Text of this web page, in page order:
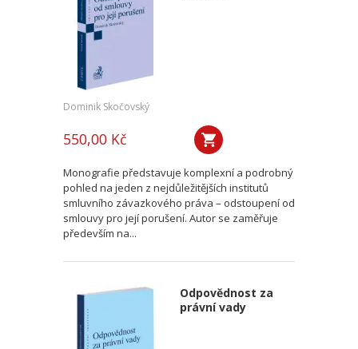
Dominik Skočovský
550,00 Kč
Monografie představuje komplexní a podrobný
pohled na jeden z nejdůležitějších institutů
smluvního závazkového práva – odstoupení od
smlouvy pro její porušení. Autor se zaměřuje
především na...
Odpovědnost za
právní vady